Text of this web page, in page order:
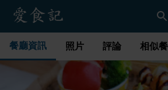
餐廳資訊 照片 評論 相似